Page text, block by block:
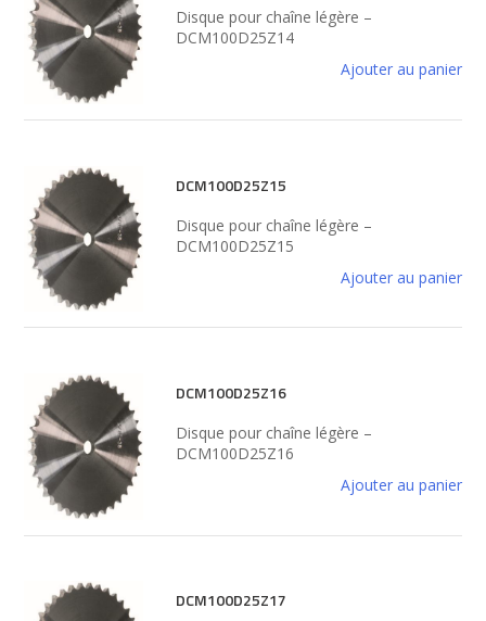
Disque pour chaîne légère –
DCM100D25Z14
Ajouter au panier
DCM100D25Z15
Disque pour chaîne légère –
DCM100D25Z15
Ajouter au panier
DCM100D25Z16
Disque pour chaîne légère –
DCM100D25Z16
Ajouter au panier
DCM100D25Z17